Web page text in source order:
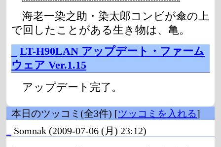
海老一染之助・染太郎コンビが傘の上
で回したことがある生き物は、亀。
LT-H90LAN アップデート・ファーム
ウェア Ver.1.15
アップデート完了。
本日のツッコミ(全3件) [ツッコミを入れる]
Somnak (2009-07-06 (月) 23:12)